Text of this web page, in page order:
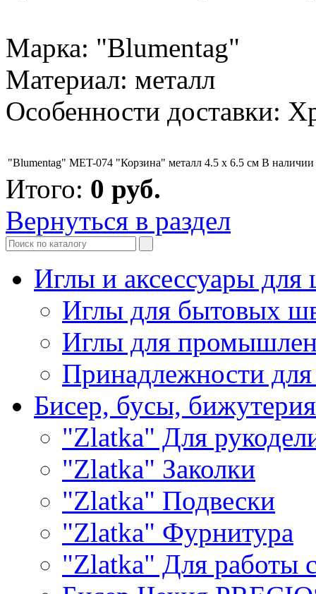
Марка: "Blumentag"
Материал: металл
Особенности доставки:
"Blumentag" MET-074 "Корзина" металл 4.5 х 6.5 см В наличии
Итого: 0 руб.
Вернуться в раздел
Иглы и аксессуары
Иглы для бытовых
Иглы для
Принадлежности
Бисер, бусы, бижутерия
"Zlatka" Для
"Zlatka" Заколки
"Zlatka" Подвески
"Zlatka" Фурнитура
"Zlatka" Для работы